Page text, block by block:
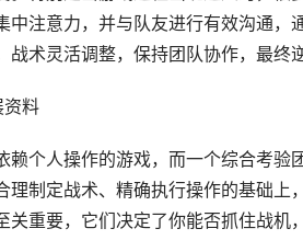
中注意力，并与队友进行有效沟通
战术灵活调整，保持团队协作，最终
资料
赖个人操作的游戏，而一个综合考验
理制定战术、精确执行操作的基础
关重要，它们决定了你能否抓住战